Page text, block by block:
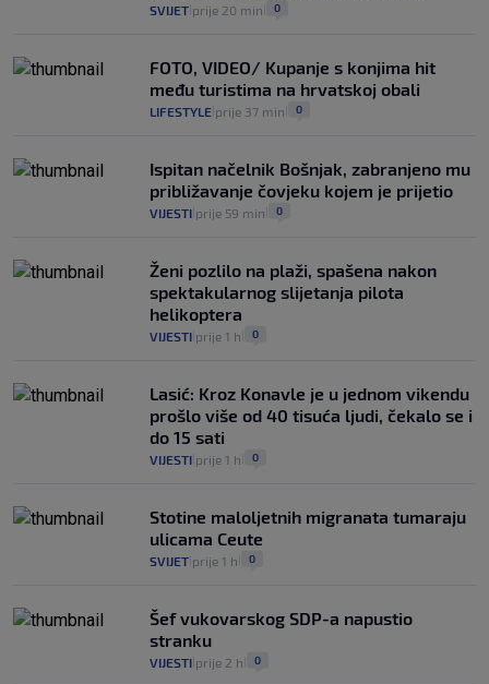
SVIJET prije 20 min 0
FOTO, VIDEO/ Kupanje s konjima hit
među turistima na hrvatskoj obali
LIFESTYLE prije 37 min 0
Ispitan načelnik Bošnjak, zabranjeno mu
približavanje čovjeku kojem je prijetio
VIJESTI prije 59 min 0
Ženi pozlilo na plaži, spašena nakon
spektakularnog slijetanja pilota
helikoptera
VIJESTI prije 1 h 0
Lasić: Kroz Konavle je u jednom vikendu
prošlo više od 40 tisuća ljudi, čekalo se i
do 15 sati
VIJESTI prije 1 h 0
Stotine maloljetnih migranata tumaraju
ulicama Ceute
SVIJET prije 1 h 0
Šef vukovarskog SDP-a napustio
stranku
VIJESTI prije 2 h 0